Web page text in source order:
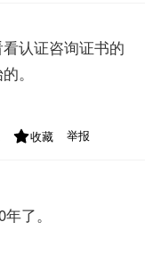
认证咨询证书的
。
收藏 举报
了。